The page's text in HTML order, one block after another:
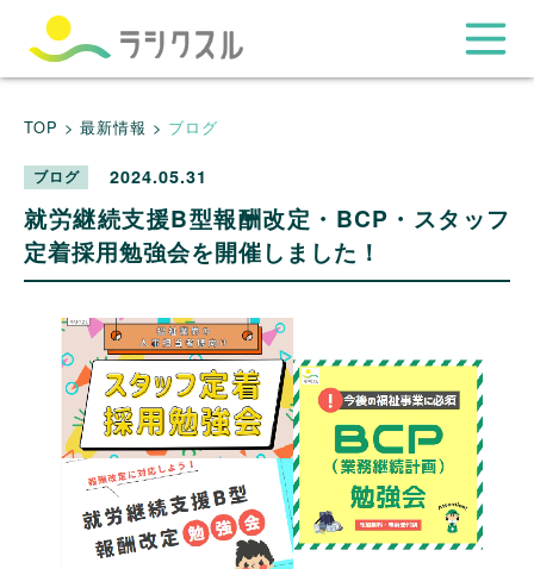
TOP > 最新情報 > ブログ
ブログ 2024.05.31
就労継続支援B型報酬改定・BCP・スタッフ
定着採用勉強会を開催しました！